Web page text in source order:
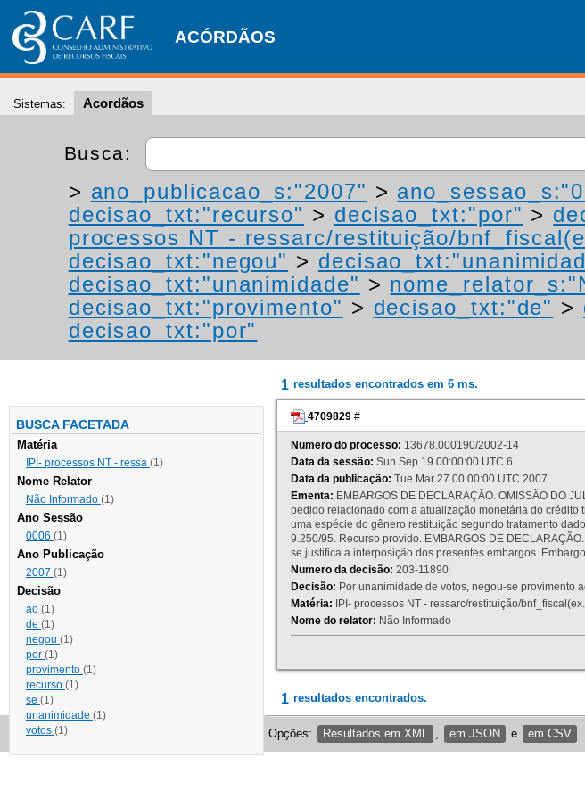
ACÓRDÃOS
Sistemas: Acordãos
Busca:
> ano_publicacao_s:"2007" >
decisao_txt:"recurso" > decisao_txt:"por" >
processos NT - ressarc/restituição/
decisao_txt:"negou" >
decisao_txt:"unanimidade" >
decisao_txt:"provimento" > decisao_txt:"de" >
decisao_txt:"por"
BUSCA FACETADA
Matéria
IPI- processos NT - ressa (1)
Nome Relator
Não Informado (1)
Ano Sessão
0006 (1)
Ano Publicação
2007 (1)
Decisão
ao (1)
de (1)
negou (1)
por (1)
provimento (1)
recurso (1)
se (1)
unanimidade (1)
votos (1)
1 resultados encontrados em 6 ms.
4709829 #
Numero do processo: 13678.000190/2002-14
Data da sessão: Sun Sep 19 00:00:00 UTC 6
Data da publicação: Tue Mar 27 00:00:00 UTC 2007
Ementa: EMBARGOS DE DECLARAÇÃO. OMISSÃO DO
pedido relacionado com a atualização monetária do crédito
uma espécie do gênero restituição segundo tratamento
9.250/95. Recurso provido. EMBARGOS DE
se justifica a interposição dos presentes embargos.
Numero da decisão: 203-11890
Decisão: Por unanimidade de votos, negou-se provimento
Matéria: IPI- processos NT - ressarc/restituição/
Nome do relator: Não Informado
1 resultados encontrados.
Opções: Resultados em XML em JSON e em CSV